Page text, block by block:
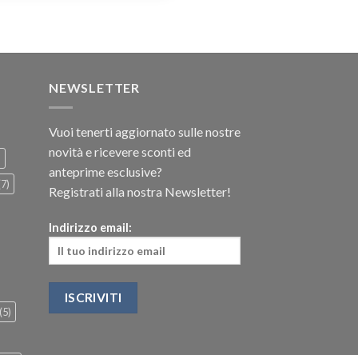
NEWSLETTER
Vuoi tenerti aggiornato sulle nostre
novità e ricevere sconti ed
anteprime esclusive?
Registrati alla nostra Newsletter!
Indirizzo email: